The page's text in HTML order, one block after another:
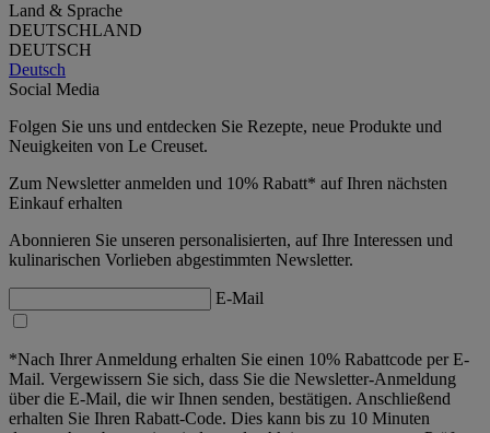
Land & Sprache
DEUTSCHLAND
DEUTSCH
Deutsch
Social Media
Folgen Sie uns und entdecken Sie Rezepte, neue Produkte und
Neuigkeiten von Le Creuset.
Zum Newsletter anmelden und 10% Rabatt* auf Ihren nächsten
Einkauf erhalten
Abonnieren Sie unseren personalisierten, auf Ihre Interessen und
kulinarischen Vorlieben abgestimmten Newsletter.
E-Mail
*Nach Ihrer Anmeldung erhalten Sie einen 10% Rabattcode per E-
Mail. Vergewissern Sie sich, dass Sie die Newsletter-Anmeldung
über die E-Mail, die wir Ihnen senden, bestätigen. Anschließend
erhalten Sie Ihren Rabatt-Code. Dies kann bis zu 10 Minuten